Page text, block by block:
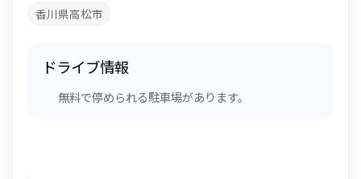
香川県高松市
ドライブ情報
無料で停められる駐車場があります。